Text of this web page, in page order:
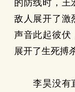
的防线时，王
敌人展开了激
声音此起彼伏
展开了生死搏
李昊没有直